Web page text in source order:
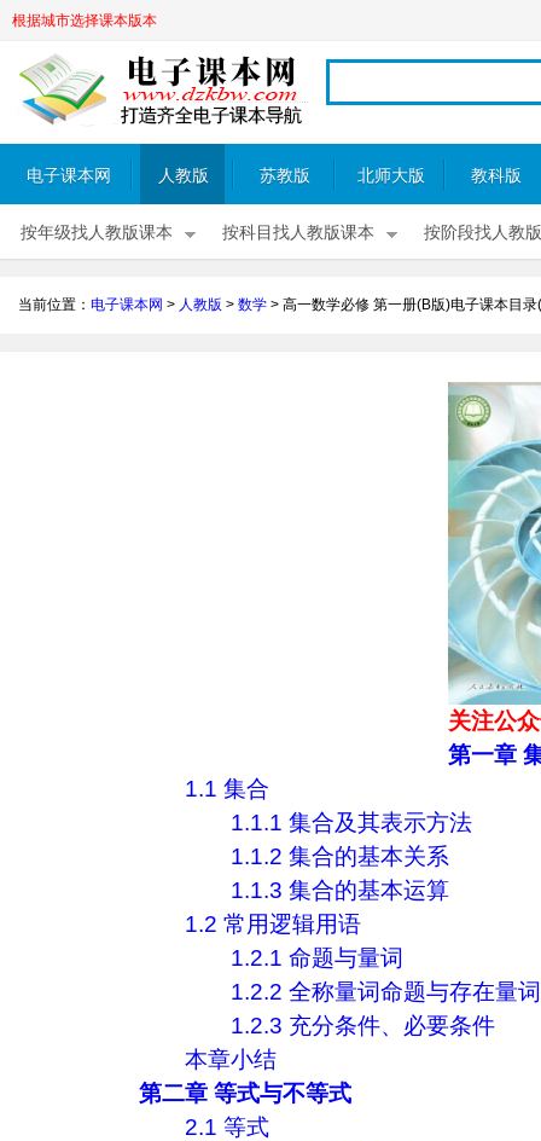
根据城市选择课本版本
电子课本网 人教版 苏教版 北师大版 教科版
按年级找人教版课本 按科目找人教版课本 按阶段找人教
当前位置： 电子课本网 > 人教版 > 数学 > 高一数学必修 第一册(B版)电子课本目
关注公
第一章
1.1 集合
1.1.1 集合及其表示方法
1.1.2 集合的基本关系
1.1.3 集合的基本运算
1.2 常用逻辑用语
1.2.1 命题与量词
1.2.2 全称量词命题与存在量
1.2.3 充分条件、必要条件
本章小结
第二章 等式与不等式
2.1 等式